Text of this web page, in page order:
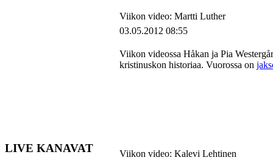
LIVE KANAVAT
Viikon video: Martti Luther
03.05.2012 08:55
Viikon videossa Håkan ja Pia
kristinuskon historiaa. Vuorossa on
Viikon video: Kalevi Lehtinen